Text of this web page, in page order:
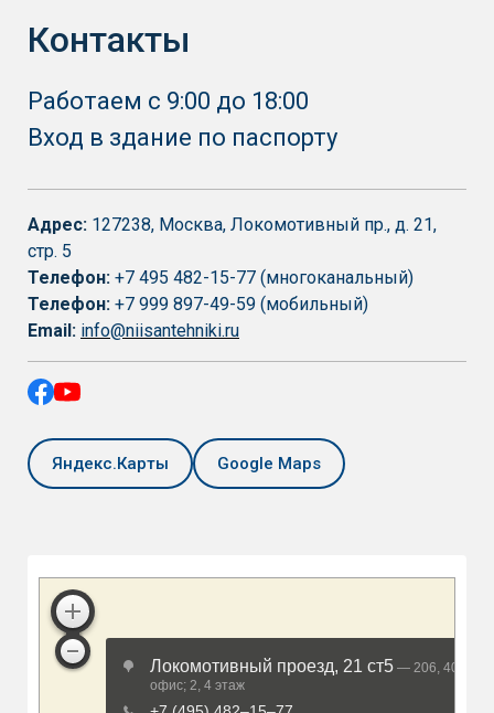
Контакты
Работаем с 9:00 до 18:00
Вход в здание по паспорту
Адрес: 127238, Москва, Локомотивный пр., д. 21,
стр. 5
Телефон: +7 495 482-15-77 (многоканальный)
Телефон: +7 999 897-49-59 (мобильный)
Email: info@niisantehniki.ru
Яндекс.Карты Google Maps